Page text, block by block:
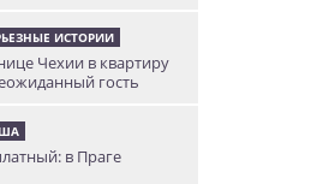
ИСТОРИИ
Чехии в квартиру
гость
в Праге